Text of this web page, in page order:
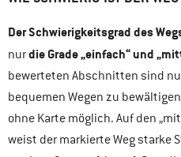
Der Schwierigkeitsgrad des
nurdie Grade „einfach“ und
bewerteten Abschnitten sind
bequemen Wegen zu
ohne Karte möglich. Auf den
weist der markierte Weg starke